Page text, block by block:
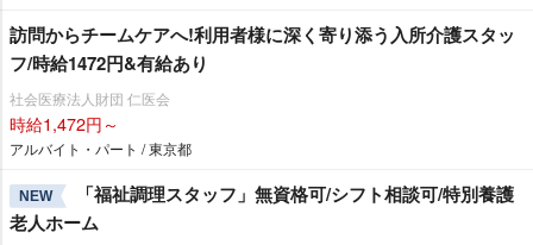
訪問からチームケアへ!利用者様に深く寄り添う入所介護スタッ
フ/時給1472円&有給あり
社会医療法人財団 仁医会
時給1,472円～
アルバイト・パート / 東京都
NEW
「福祉調理スタッフ」無資格可/シフト相談可/特別養護
老人ホーム